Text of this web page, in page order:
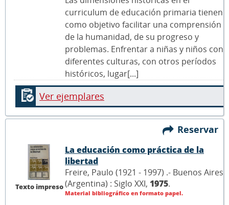
curriculum de educación primaria tienen
como objetivo facilitar una comprensión
de la humanidad, de su progreso y
problemas. Enfrentar a niñas y niños con
diferentes culturas, con otros períodos
históricos, lugar[...]
Ver ejemplares
Reservar
Texto impreso
La educación como práctica de la
libertad
Freire, Paulo (1921 - 1997) .- Buenos Aires
(Argentina) : Siglo XXI, 1975.
Material bibliográfico en formato papel.